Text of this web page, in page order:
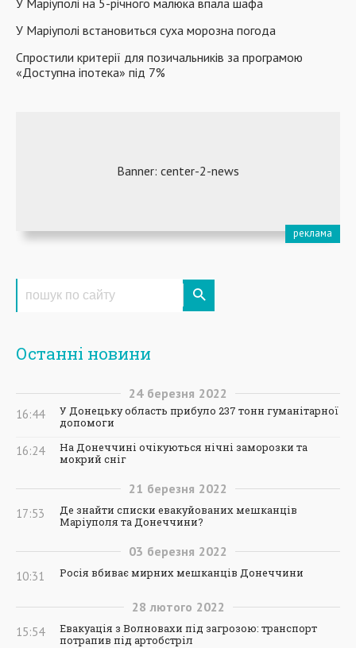
У Маріуполі встановиться суха морозна погода
Спростили критерії для позичальників за програмою
«Доступна іпотека» під 7%
Останні новини
24 березня 2022
16:44
У Донецьку область прибуло 237 тонн гуманітарної
допомоги
16:24
На Донеччині очікуються нічні заморозки та
мокрий сніг
21 березня 2022
17:53
Де знайти списки евакуйованих мешканців
Маріуполя та Донеччини?
03 березня 2022
10:31 Росія вбиває мирних мешканців Донеччини
28 лютого 2022
15:54
Евакуація з Волновахи під загрозою: транспорт
потрапив під артобстріл